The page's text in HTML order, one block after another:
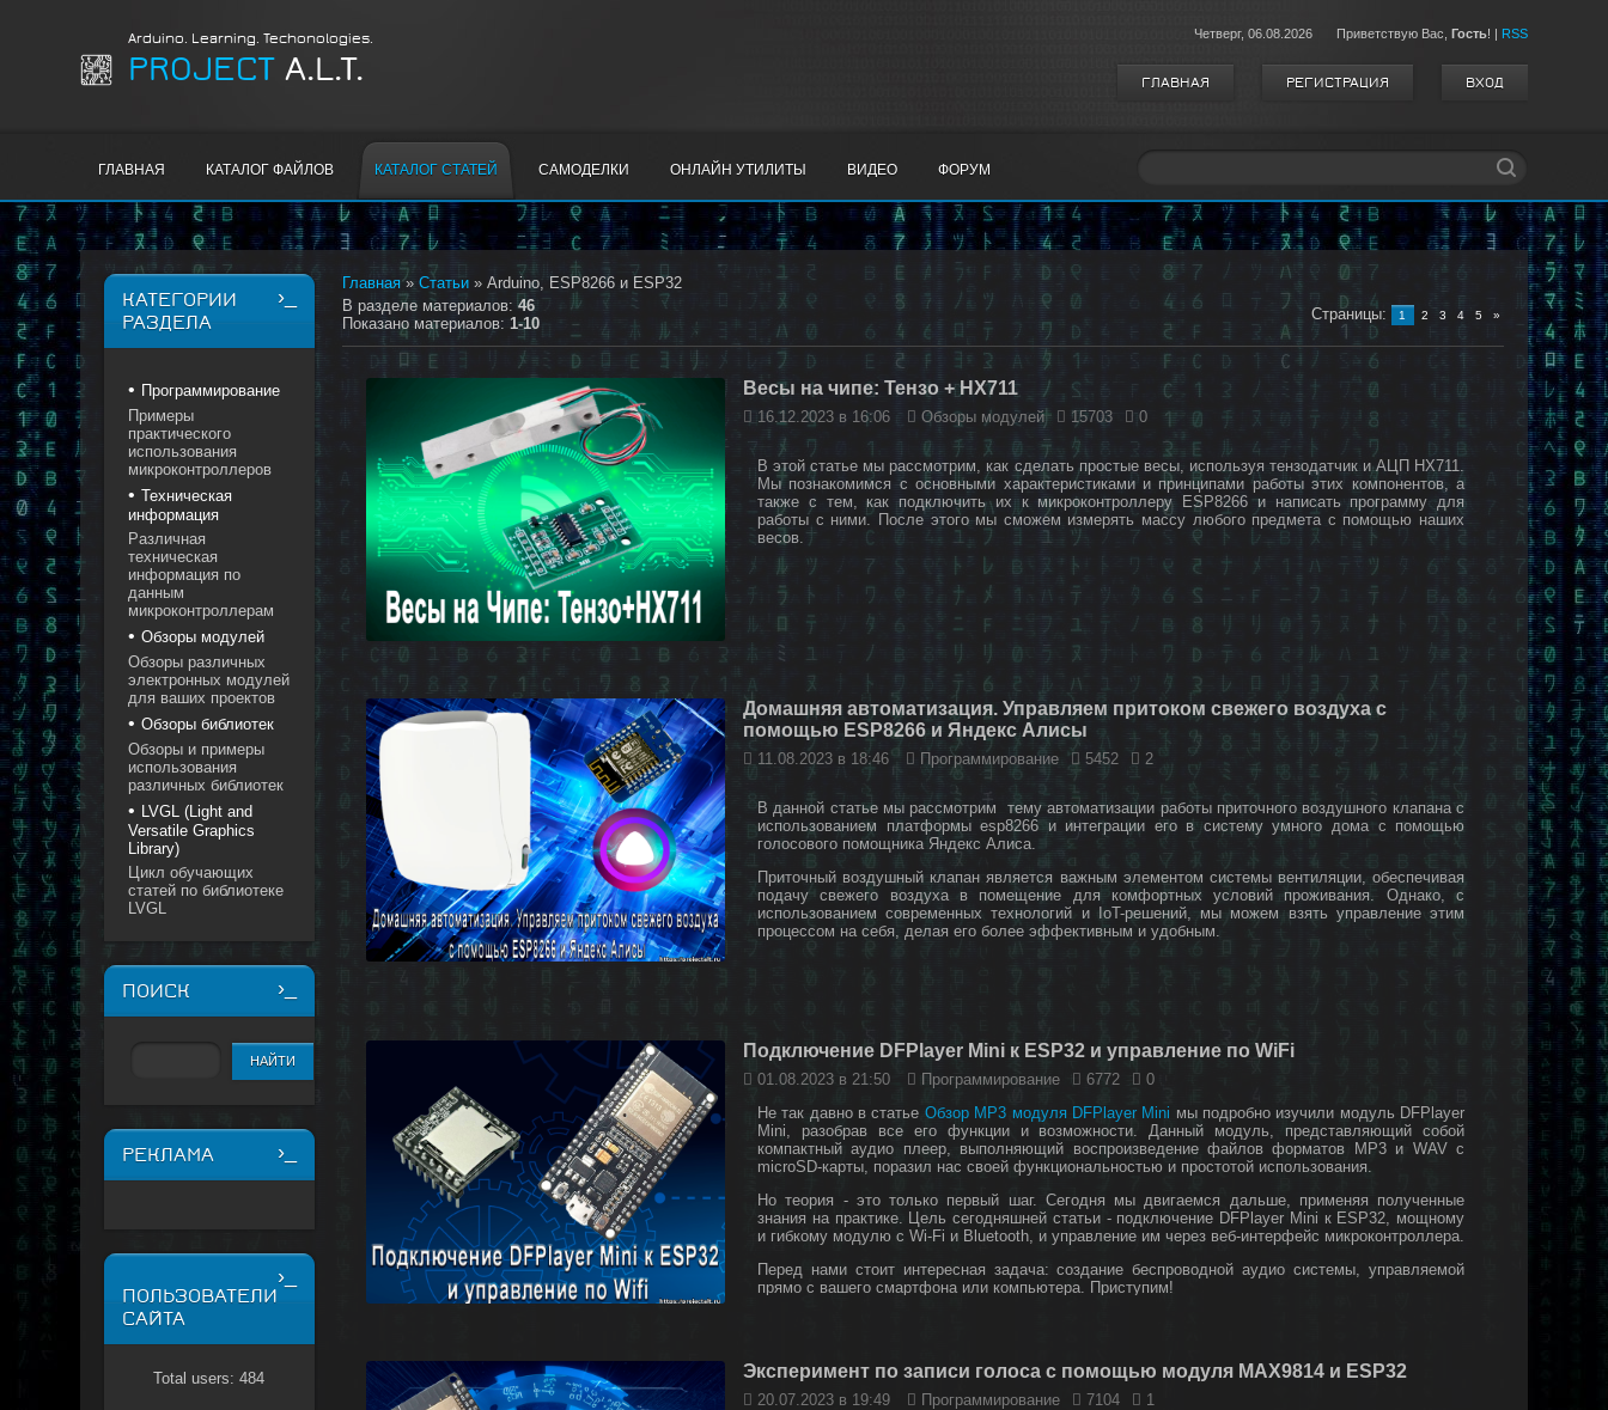
Arduino. Learning. Techonologies.
PROJECT A.L.T.
Четверг, 06.08.2026 Приветствую Вас Гость! | RSS
ГЛАВНАЯ РЕГИСТРАЦИЯ ВХОД
ГЛАВНАЯ КАТАЛОГ ФАЙЛОВ КАТАЛОГ СТАТЕЙ САМОДЕЛКИ ОНЛАЙН УТИЛИТЫ ВИДЕО ФОРУМ
Главная»Статьи » Arduino, ESP8266 и ESP32
В разделе материалов:46
Показано материалов:1-10
Страницы: 1 2 3 4 5 »
Весы на чипе: Тензо + HX711
16.12.2023 в 16:06 Обзоры модулей 15703 0
В этой статье мы рассмотрим, как сделать простые весы, используя тензодатчик и АЦП HX711.
Мы познакомимся с основными характеристиками и принципами работы этих компонентов, а
также с тем, как подключить их к микроконтроллеру ESP8266 и написать программу для
работы с ними. После этого мы сможем измерять массу любого предмета с помощью наших
весов.
Домашняя автоматизация. Управляем притоком свежего воздуха с
помощью ESP8266 и Яндекс Алисы
11.08.2023 в 18:46 Программирование 5452 2
В данной статье мы рассмотрим тему автоматизации работы приточного воздушного клапана с
использованием платформы esp8266 и интеграции его в систему умного дома с помощью
голосового помощника Яндекс Алиса.
Приточный воздушный клапан является важным элементом системы вентиляции, обеспечивая
подачу свежего воздуха в помещение для комфортных условий проживания. Однако, с
использованием современных технологий и IoT-решений, мы можем взять управление этим
процессом на себя, делая его более эффективным и удобным.
Подключение DFPlayer Mini к ESP32 и управление по WiFi
01.08.2023 в 21:50 Программирование 6772
0
Не так давно в статье Обзор MP3 модуля DFPlayer Mini мы подробно изучили модуль DFPlayer
Mini, разобрав все его функции и возможности. Данный модуль, представляющий собой
компактный аудио плеер, выполняющий воспроизведение файлов форматов MP3 и WAV с
microSD-карты, поразил нас своей функциональностью и простотой использования.
Но теория - это только первый шаг. Сегодня мы двигаемся дальше, применяя полученные
знания на практике. Цель сегодняшней статьи - подключение DFPlayer Mini к ESP32, мощному
и гибкому модулю с Wi-Fi и Bluetooth, и управление им через веб-интерфейс микроконтроллера.
Перед нами стоит интересная задача: создание беспроводной аудио системы, управляемой
прямо с вашего смартфона или компьютера. Приступим!
Эксперимент по записи голоса с помощью модуля MAX9814 и ESP32
20.07.2023 в 19:49 Программирование 7104 1
КАТЕГОРИИ
РАЗДЕЛА
Программирование
Примеры
практического
использования
микроконтроллеров
Техническая
информация
Различная
техническая
информация по
данным
микроконтроллерам
Обзоры модулей
Обзоры различных
электронных модулей
для ваших проектов
Обзоры библиотек
Обзоры и примеры
использования
различных библиотек
LVGL (Light and
Versatile Graphics
Library)
Цикл обучающих
статей по библиотеке
LVGL
ПОИСК
РЕКЛАМА
ПОЛЬЗОВАТЕЛИ
САЙТА
Total users: 484